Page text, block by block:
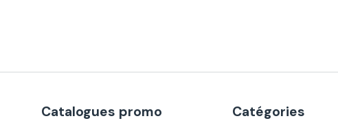
Catalogues promo Catégories